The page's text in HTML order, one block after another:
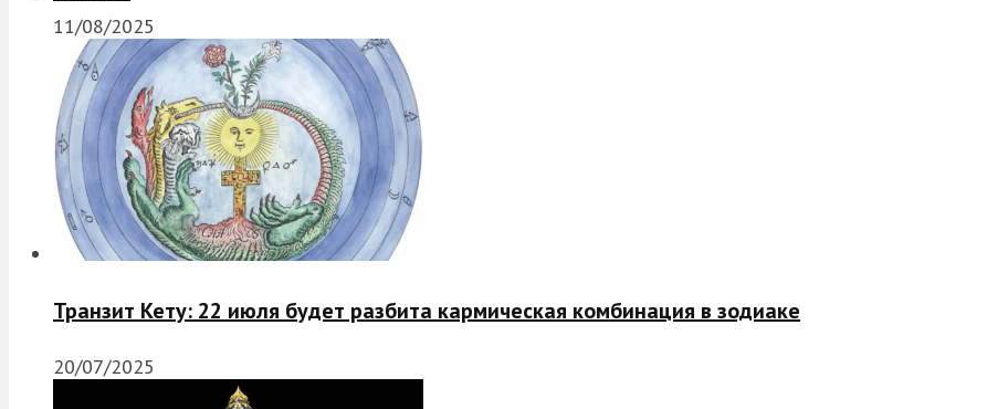
11/08/2025
Транзит Кету: 22 июля будет разбита кармическая комбинация в зодиаке
20/07/2025